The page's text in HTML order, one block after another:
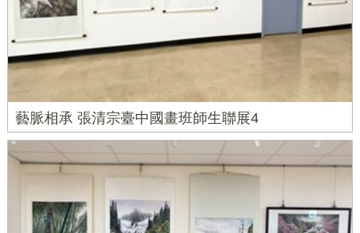
藝脈相承 張清宗臺中國畫班師生聯展4